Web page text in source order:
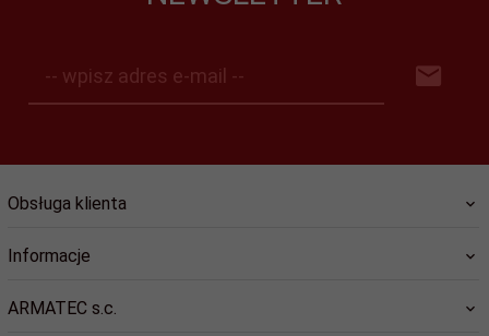
-- wpisz adres e-mail --
Obsługa klienta
Informacje
ARMATEC s.c.